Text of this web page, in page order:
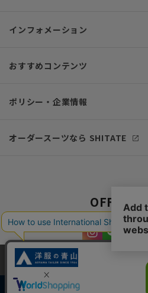
インフォメーション
おすすめコンテンツ
ポリシー・企業情報
オーダースーツなら SHITATE
当サイトでは、快適な閲覧体験とコン
しています。閲覧を続けることで、